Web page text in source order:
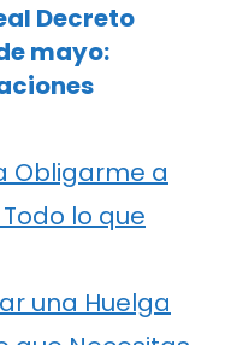
Decreto
mayo:
Obligarme a
lo que
una Huelga